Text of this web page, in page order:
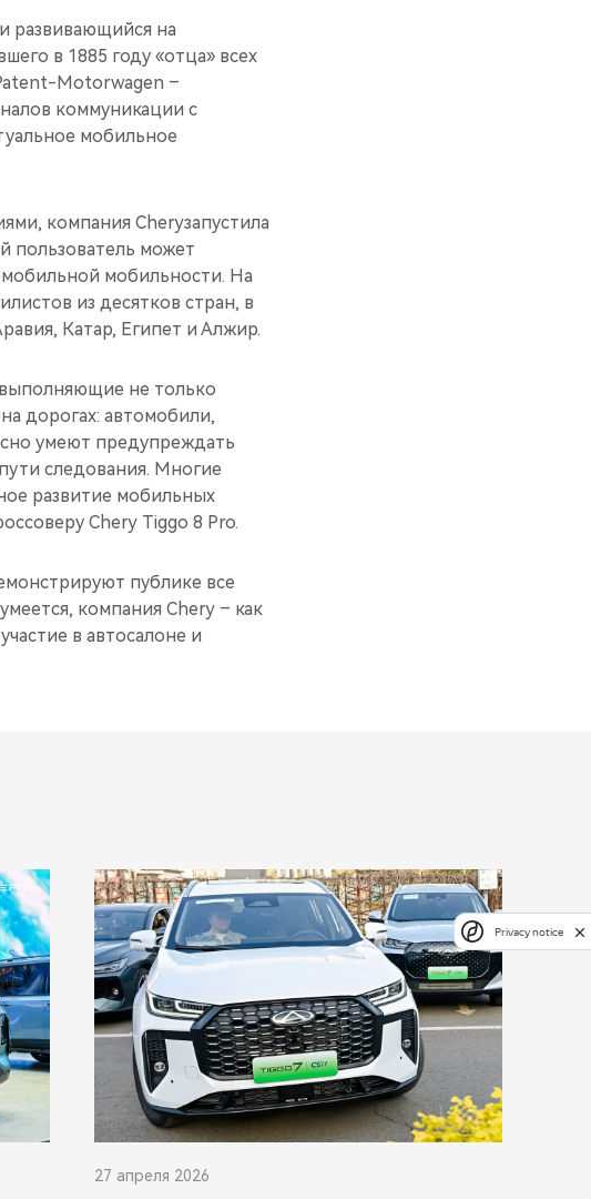
развивающийся на
в 1885 году «отца» всех
Motorwagen –
коммуникации с
мобильное
компания Cheryзапустила
пользователь может
мобильности. На
из десятков стран, в
Катар, Египет и Алжир.
не только
дорогах: автомобили,
умеют предупреждать
следования. Многие
развитие мобильных
Chery Tiggo 8 Pro.
публике все
компания Chery – как
в автосалоне и
27 апреля 2026
Privacy notice